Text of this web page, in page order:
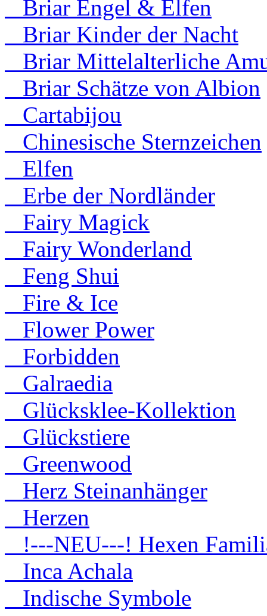
Briar Engel & Elfen
Briar Kinder der Nacht
Briar Mittelalterliche
Briar Schätze von Albion
Cartabijou
Chinesische Sternzeichen
Elfen
Erbe der Nordländer
Fairy Magick
Fairy Wonderland
Feng Shui
Fire & Ice
Flower Power
Forbidden
Galraedia
Glücksklee-Kollektion
Glückstiere
Greenwood
Herz Steinanhänger
Herzen
!---NEU---! Hexen
Inca Achala
Indische Symbole